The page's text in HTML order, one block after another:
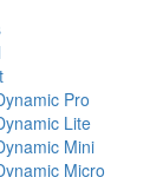
Pro
Lite
Mini
Micro